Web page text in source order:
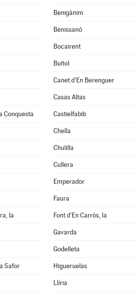
Benigànim
Benissanó
Bocairent
Buñol
Canet d'En Berenguer
Casas Altas
Conquesta Castielfabib
Chella
Chulilla
Cullera
Emperador
Faura
la Font d'En Carròs, la
Gavarda
Godelleta
Safor Higueruelas
Llíria